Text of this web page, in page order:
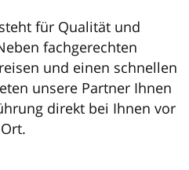
für Qualität und
fachgerechten
und einen schnellen
unsere Partner Ihnen
direkt bei Ihnen vor
Ort.